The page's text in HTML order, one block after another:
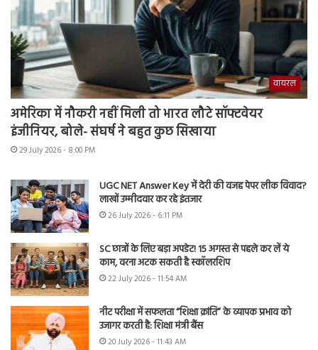
वायरल
अमेरिका में नौकरी नहीं मिली तो भारत लौटे सॉफ्टवेयर
इंजीनियर, बोले- संघर्ष ने बहुत कुछ सिखाया
29 July 2026 - 8:00 PM
UGC NET Answer Key में देरी की वजह पेपर लीक विवाद?
लाखों उम्मीदवार कर रहे इंतजार
26 July 2026 - 6:11 PM
SC छात्रों के लिए बड़ा अपडेट! 15 अगस्त से पहले कर लें ये
काम, वरना अटक सकती है स्कॉलरशिप
22 July 2026 - 11:54 AM
नीट परीक्षा में सफलता “शिक्षा क्रांति” के व्यापक प्रभाव को
उजागर करती है: शिक्षा मंत्री बैंस
20 July 2026 - 11:43 AM